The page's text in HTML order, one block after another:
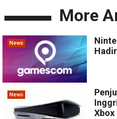
More
News
News
Xbox